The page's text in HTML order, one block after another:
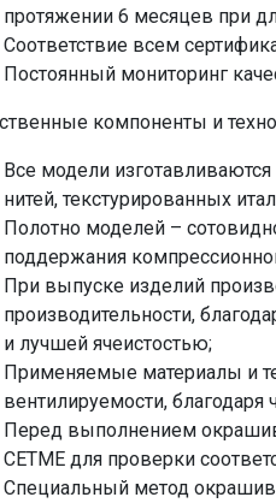
протяжении 6 месяцев при
Соответствие всем
Постоянный мониторинг
компоненты и
Все модели изготавливаются
нитей, текстурированных
Полотно моделей –
поддержания
При выпуске изделий
производительности,
и лучшей ячеистостью;
Применяемые материалы и
вентилируемости,
Перед выполнением
CETME для проверки
Специальный метод